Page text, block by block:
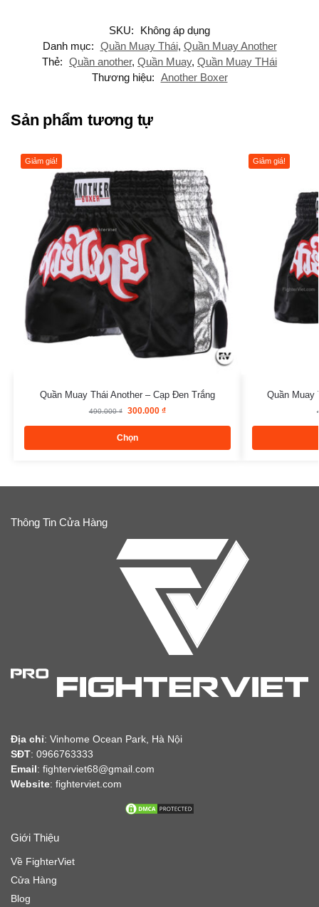
SKU:
Không áp dụng
Danh mục: Quần Muay Thái, Quần Muay Another
Thẻ: Quần another, Quần Muay, Quần Muay THái
Thương hiệu: Another Boxer
Sản phẩm tương tự
Giảm giá!
Quần Muay Thái Another – Cạp Đen Trắng
490.000₫ 300.000 ₫
Chọn
Giảm giá!
Quần Muay
Thông Tin Cửa Hàng
Địa chỉ: Vinhome Ocean Park, Hà Nội
SĐT: 0966763333
Email: fighterviet68@gmail.com
Website: fighterviet.com
Giới Thiệu
Về FighterViet
Cửa Hàng
Blog